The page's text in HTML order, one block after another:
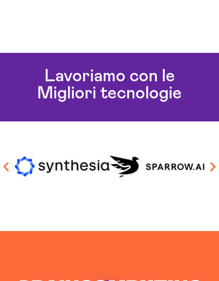
Lavoriamo con le
Migliori tecnologie